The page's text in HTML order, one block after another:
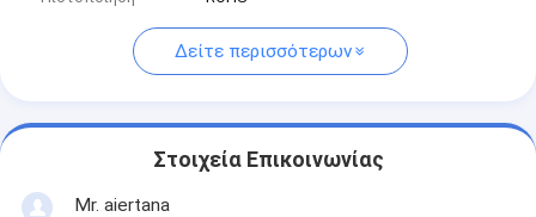
Δείτε περισσότερων
Στοιχεία Επικοινωνίας
Mr. aiertana